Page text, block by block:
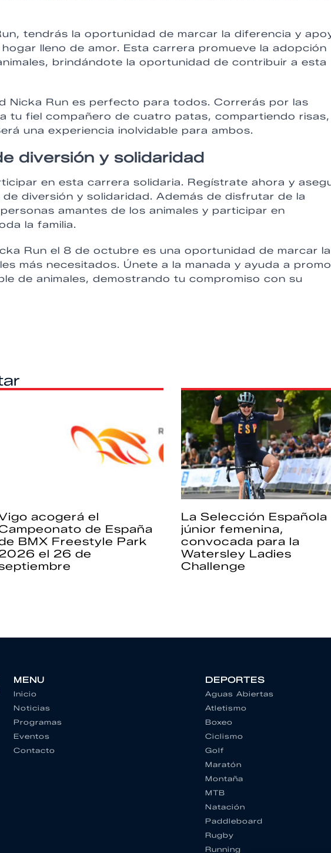
tendrás la oportunidad de marcar la diferencia y
lleno de amor. Esta carrera promueve la adopción
brindándote la oportunidad de contribuir a esta
Nicka Run es perfecto para todos. Correrás por las
tu fiel compañero de cuatro patas, compartiendo risas,
una experiencia inolvidable para ambos.
diversión y solidaridad
en esta carrera solidaria. Regístrate ahora y
diversión y solidaridad. Además de disfrutar de la
amantes de los animales y participar en
la familia.
Run el 8 de octubre es una oportunidad de marcar la
más necesitados. Únete a la manada y ayuda a
de animales, demostrando tu compromiso con su
acogerá el
de España
BMX Freestyle Park
el 26 de
La Selección Española
júnior femenina,
convocada para la
Watersley Ladies
Challenge
MENU
Inicio
Noticias
Programas
Eventos
Contacto
DEPORTES
Aguas Abiertas
Atletismo
Boxeo
Ciclismo
Golf
Maratón
Montaña
MTB
Natación
Paddleboard
Rugby
Running